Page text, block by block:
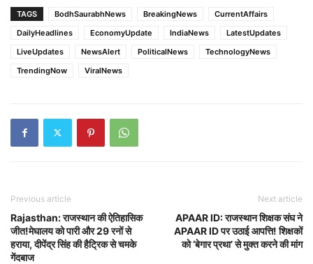
TAGS BodhSaurabhNews BreakingNews
CurrentAffairs
DailyHeadlines
EconomyUpdate IndiaNews
LatestUpdates
LiveUpdates
NewsAlert PoliticalNews
TechnologyNews
TrendingNow
ViralNews
Previous article
Rajasthan: राजस्थान की ऐतिहासिक
जीत!मेघालय को पारी और 29 रनों से
हराया, दीपेंद्र सिंह की हैट्रिक से चमके
गेंदबाज
Next article
APAAR ID: राजस्थान शिक्षक संघ ने
APAAR ID पर उठाई आपत्ति! शिक्षकों
को ‘बेगार प्रथा’ से मुक्त करने की मांग